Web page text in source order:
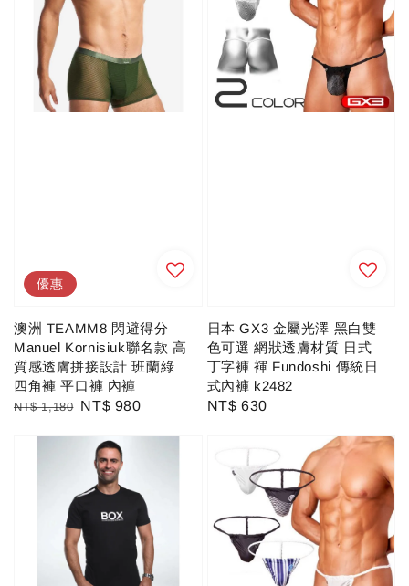
優惠
澳洲 TEAMM8 閃避得分
Manuel Kornisiuk聯名款 高
質感透膚拼接設計 班蘭綠
四角褲 平口褲 內褲
Regular
NT$ 1,180 Sale
NT$ 980
日本 GX3 金屬光澤 黑白雙
色可選 網狀透膚材質 日式
丁字褲 褌 Fundoshi 傳統日
式內褲 k2482
Regular
NT$ 630